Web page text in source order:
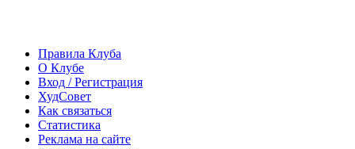
Правила Клуба
О Клубе
Вход / Регистрация
ХудСовет
Как связаться
Статистика
Реклама на сайте